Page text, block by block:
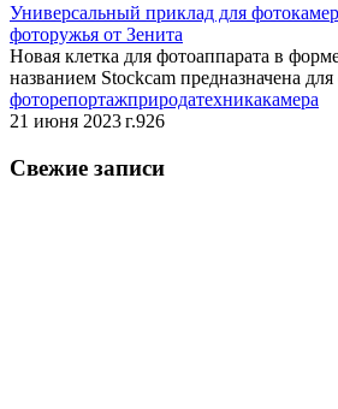
Универсальный приклад для
фоторужья от Зенита
Новая клетка для фотоаппарата в
названием Stockcam предназначена
фоторепортажприродатехникакамера
21 июня 2023 г.926
Свежие записи